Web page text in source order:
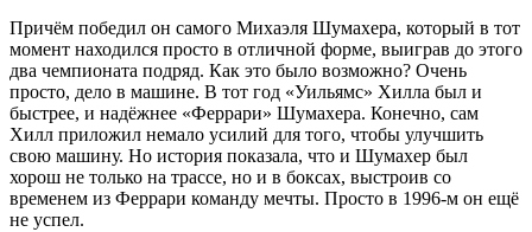
Причём победил он самого Михаэля Шумахера, который в тот
момент находился просто в отличной форме, выиграв до этого
два чемпионата подряд. Как это было возможно? Очень
просто, дело в машине. В тот год «Уильямс» Хилла был и
быстрее, и надёжнее «Феррари» Шумахера. Конечно, сам
Хилл приложил немало усилий для того, чтобы улучшить
свою машину. Но история показала, что и Шумахер был
хорош не только на трассе, но и в боксах, выстроив со
временем из Феррари команду мечты. Просто в 1996-м он ещё
не успел.